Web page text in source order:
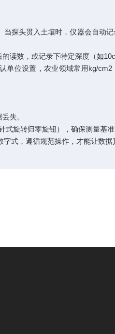
探头贯入土壤时，仪器会自动
数，或记录下特定深度（如
位设置，农业领域常用kg/cm2
失。
旋转归零旋钮），确保测量基准
，遵循规范操作，才能让数据